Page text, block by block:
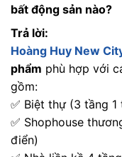
bất động sản nào?
Trả lời:
Hoàng Huy New
phẩm phù hợp với
gồm:
✅ Biệt thự (3 tầng
✅ Shophouse
điển)